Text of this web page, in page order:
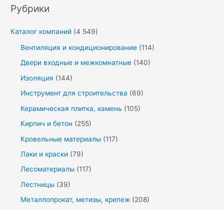
Рубрики
Каталог компаний (4 549)
Вентиляция и кондиционирование (114)
Двери входные и межкомнатные (140)
Изоляция (144)
Инструмент для строительства (69)
Керамическая плитка, камень (105)
Кирпич и бетон (255)
Кровельные материалы (117)
Лаки и краски (79)
Лесоматериалы (117)
Лестницы (39)
Металлопрокат, метизы, крепеж (208)